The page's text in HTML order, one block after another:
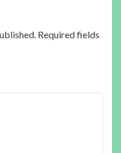
Required fields